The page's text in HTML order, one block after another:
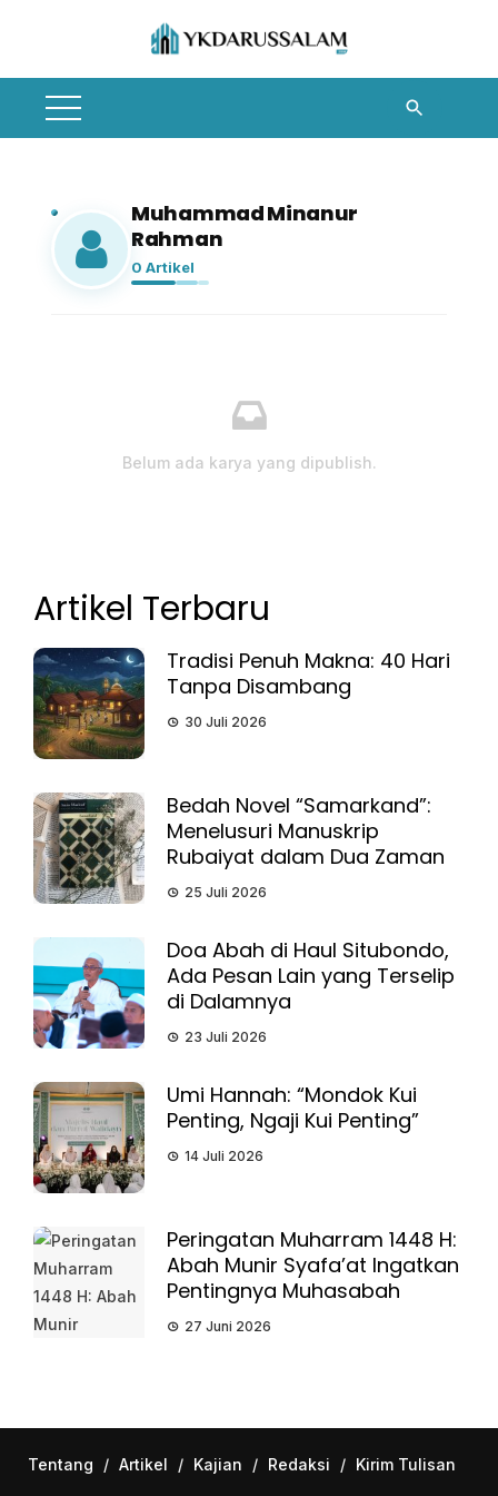
Muhammad Minanur
Rahman
0 Artikel
Belum ada karya yang dipublish.
Artikel Terbaru
Tradisi Penuh Makna: 40 Hari
Tanpa Disambang
30 Juli 2026
Bedah Novel “Samarkand”:
Menelusuri Manuskrip
Rubaiyat dalam Dua Zaman
25 Juli 2026
Doa Abah di Haul Situbondo,
Ada Pesan Lain yang Terselip
di Dalamnya
23 Juli 2026
Umi Hannah: “Mondok Kui
Penting, Ngaji Kui Penting”
14 Juli 2026
Peringatan Muharram 1448 H:
Abah Munir Syafa’at Ingatkan
Pentingnya Muhasabah
27 Juni 2026
Tentang / Artikel / Kajian / Redaksi / Kirim Tulisan